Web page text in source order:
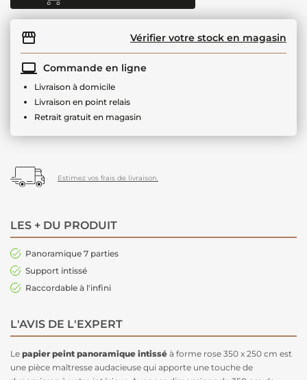
Vérifier votre stock en magasin
Commande en ligne
Livraison à domicile
Livraison en point relais
Retrait gratuit en magasin
Estimez vos frais de livraison.
LES + DU PRODUIT
Panoramique 7 parties
Support intissé
Raccordable à l'infini
L'AVIS DE L'EXPERT
Le papier peint panoramique intissé à forme rose 350 x 250 cm est
une pièce maîtresse audacieuse qui apporte une touche de